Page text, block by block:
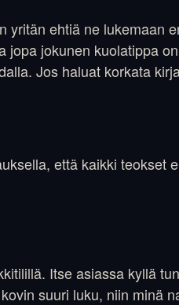
yritän ehtiä ne lukemaan
jopa jokunen kuolatippa on
Jos haluat korkata
että kaikki teokset
Itse asiassa kyllä
suuri luku, niin minä